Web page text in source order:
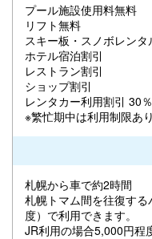
プール施設使用料無料
リフト無料
スキー板・スノボレンタ
ホテル宿泊割引
レストラン割引
ショップ割引
レンタカー利用割引 30
※繁忙期中は利用制限あり
札幌から車で約2時間
札幌トマム間を往復す
度）で利用できます。
JR利用の場合5,000円程